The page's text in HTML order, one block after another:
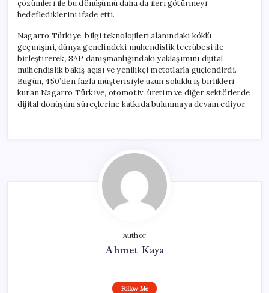
çözümleri ile bu dönüşümü daha da ileri götürmeyi
hedeflediklerini ifade etti.
Nagarro Türkiye, bilgi teknolojileri alanındaki köklü
geçmişini, dünya genelindeki mühendislik tecrübesi ile
birleştirerek, SAP danışmanlığındaki yaklaşımını dijital
mühendislik bakış açısı ve yenilikçi metotlarla güçlendirdi.
Bugün, 450’den fazla müşterisiyle uzun soluklu iş birlikleri
kuran Nagarro Türkiye, otomotiv, üretim ve diğer sektörlerde
dijital dönüşüm süreçlerine katkıda bulunmaya devam ediyor.
Author
Ahmet Kaya
Follow Me